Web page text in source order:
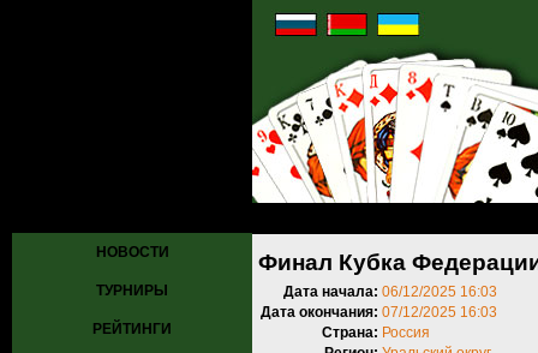
НОВОСТИ
ТУРНИРЫ
РЕЙТИНГИ
Финал Кубка
Дата начала: 06/12/2025 16:03
Дата окончания: 07/12/2025 16:03
Страна: Россия